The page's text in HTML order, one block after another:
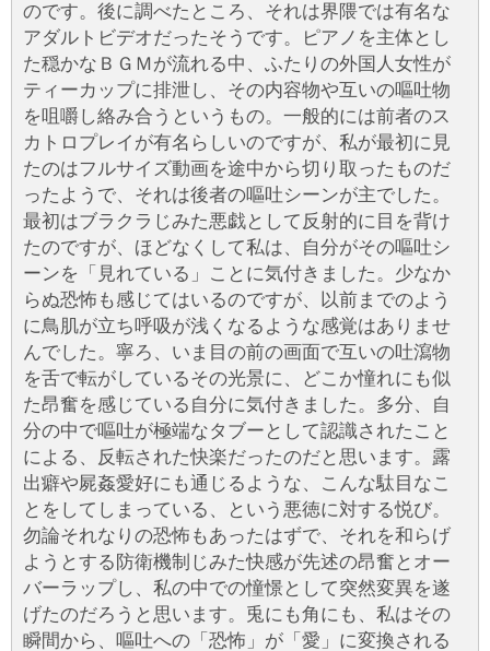
のです。後に調べたところ、それは界隈では有名な
アダルトビデオだったそうです。ピアノを主体とし
た穏かなＢＧＭが流れる中、ふたりの外国人女性が
ティーカップに排泄し、その内容物や互いの嘔吐物
を咀嚼し絡み合うというもの。一般的には前者のス
カトロプレイが有名らしいのですが、私が最初に見
たのはフルサイズ動画を途中から切り取ったものだ
ったようで、それは後者の嘔吐シーンが主でした。
最初はブラクラじみた悪戯として反射的に目を背け
たのですが、ほどなくして私は、自分がその嘔吐シ
ーンを「見れている」ことに気付きました。少なか
らぬ恐怖も感じてはいるのですが、以前までのよう
に鳥肌が立ち呼吸が浅くなるような感覚はありませ
んでした。寧ろ、いま目の前の画面で互いの吐瀉物
を舌で転がしているその光景に、どこか憧れにも似
た昂奮を感じている自分に気付きました。多分、自
分の中で嘔吐が極端なタブーとして認識されたこと
による、反転された快楽だったのだと思います。露
出癖や屍姦愛好にも通じるような、こんな駄目なこ
とをしてしまっている、という悪徳に対する悦び。
勿論それなりの恐怖もあったはずで、それを和らげ
ようとする防衛機制じみた快感が先述の昂奮とオー
バーラップし、私の中での憧憬として突然変異を遂
げたのだろうと思います。兎にも角にも、私はその
瞬間から、嘔吐への「恐怖」が「愛」に変換される